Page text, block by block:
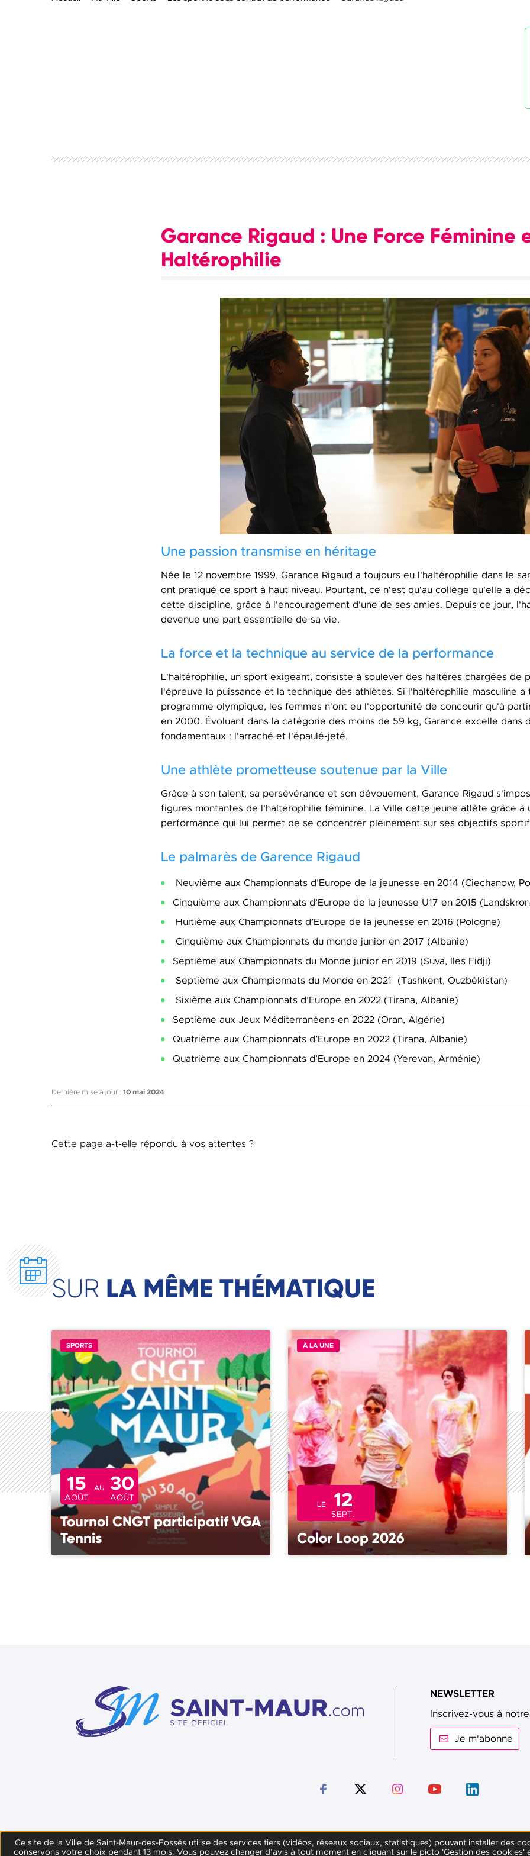
Garance Rigaud : Une Force Féminine
Haltérophilie
Une passion transmise en héritage
Née le 12 novembre 1999, Garance Rigaud a toujours eu l'haltérophilie dans le
ont pratiqué ce sport à haut niveau. Pourtant, ce n'est qu'au collège qu'elle a
cette discipline, grâce à l'encouragement d'une de ses amies. Depuis ce jour,
devenue une part essentielle de sa vie.
La force et la technique au service de la performance
L'haltérophilie, un sport exigeant, consiste à soulever des haltères chargées de
l'épreuve la puissance et la technique des athlètes. Si l'haltérophilie masculine
programme olympique, les femmes n'ont eu l'opportunité de concourir qu'à
en 2000. Évoluant dans la catégorie des moins de 59 kg, Garance excelle dans
fondamentaux : l'arraché et l'épaulé-jeté.
Une athlète prometteuse soutenue par la Ville
Grâce à son talent, sa persévérance et son dévouement, Garance Rigaud
figures montantes de l'haltérophilie féminine. La Ville cette jeune atlète grâce à
performance qui lui permet de se concentrer pleinement sur ses objectifs
Le palmarès de Garence Rigaud
Neuvième aux Championnats d’Europe de la jeunesse en 2014 (Ciechanow,
Cinquième aux Championnats d’Europe de la jeunesse U17 en 2015
Huitième aux Championnats d’Europe de la jeunesse en 2016 (Pologne)
Cinquième aux Championnats du monde junior en 2017 (Albanie)
Septième aux Championnats du Monde junior en 2019 (Suva, Iles Fidji)
Septième aux Championnats du Monde en 2021 (Tashkent, Ouzbékistan)
Sixième aux Championnats d’Europe en 2022 (Tirana, Albanie)
Septième aux Jeux Méditerranéens en 2022 (Oran, Algérie)
Quatrième aux Championnats d’Europe en 2022 (Tirana, Albanie)
Quatrième aux Championnats d’Europe en 2024 (Yerevan, Arménie)
Dernière mise à jour : 10 mai 2024
Cette page a-t-elle répondu à vos attentes ?
SUR LA MÊME THÉMATIQUE
Tournoi CNGT participatif VGA
Tennis
15
AOÛT
AU 30
AOÛT
Venez découvrir le Tournoi CNGT de Saint-Maur, du
SPORTS
Color Loop 2026
LE 12
SEPT.
La Color Loop, c’est une course conviviale et festive
À LA UNE
NEWSLETTER
Inscrivez-vous à
Je m'abonne
Suivez-nous sur Facebook
Suivez-nous sur Twitter
Suivez-nous sur Instagram
Suivez-nous sur Youtube
Suivez-nous
Ce site de la Ville de Saint-Maur-des-Fossés utilise des services tiers (vidéos, réseaux sociaux, statistiques) pouvant installer des
conservons votre choix pendant 13 mois. Vous pouvez changer d’avis à tout moment en cliquant sur le picto 'Gestion des